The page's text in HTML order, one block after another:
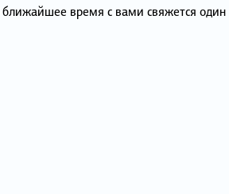
время с вами свяжется